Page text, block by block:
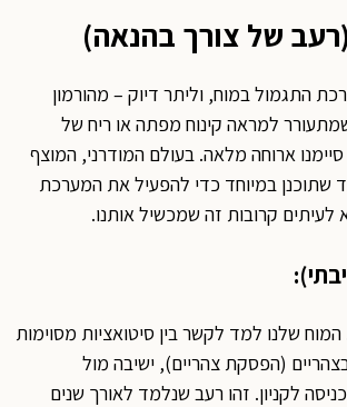
של צורך בהנאה)
התגמול במוח, וליתר דיוק – מהורמון
למראה קינוח מפתה או ריח של
ארוחה מלאה. בעולם המודרני, המוצף
שתוכנן במיוחד כדי להפעיל את המערכת
לעיתים קרובות זה שמכשיל אותנו.
שלנו למד לקשר בין סיטואציות מסוימות
(הפסקת צהריים), ישיבה מול
לקניון. זהו רעב שנלמד לאורך שנים